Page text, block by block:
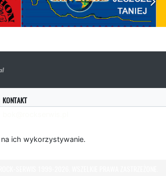
ich wykorzystywanie.
KONTAKT